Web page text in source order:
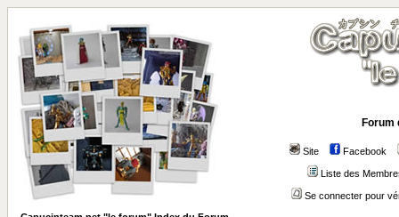
Forum
Site Facebook
Liste des
Se connecter pour